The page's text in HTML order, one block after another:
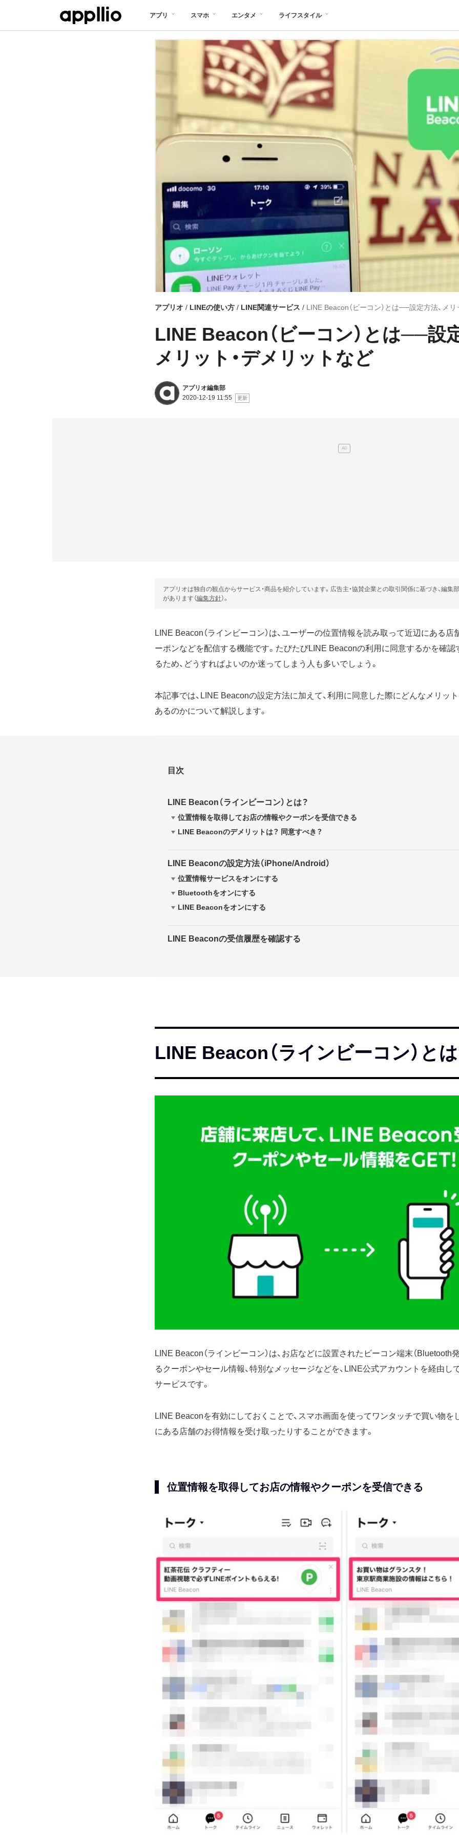
アプリ スマホ エンタメ ライフスタイル
アプリオ LINEの使い方 LINE関連サービス LINE Beacon（ビーコン）とは──設定方法、メ
LINE Beacon（ビーコン）とは──設
メリット・デメリットなど
アプリオ編集部
2020-12-19 11:55
アプリオは独自の観点からサービス・商品を紹介しています。広告主・協賛企業との取引関係に基づき、編集
があります（編集方針）。
LINE Beacon（ラインビーコン）は、ユーザーの位置情報を読み取って近辺にある
ーポンなどを配信する機能です。たびたびLINE Beaconの利用に同意するかを確認
るため、どうすればよいのか迷ってしまう人も多いでしょう。
本記事では、LINE Beaconの設定方法に加えて、利用に同意した際にどんなメリッ
あるのかについて解説します。
目次
LINE Beacon（ラインビーコン）とは？
位置情報を取得してお店の情報やクーポンを受信できる
LINE Beaconのデメリットは？ 同意すべき？
LINE Beaconの設定方法（iPhone/Android）
位置情報サービスをオンにする
Bluetoothをオンにする
LINE Beaconをオンにする
LINE Beaconの受信履歴を確認する
LINE Beacon（ラインビーコン）と
LINE Beacon（ラインビーコン）は、お店などに設置されたビーコン端末（Bluetooth
るクーポンやセール情報、特別なメッセージなどを、LINE公式アカウントを経由し
サービスです。
LINE Beaconを有効にしておくことで、スマホ画面を使ってワンタッチで買い物を
にある店舗のお得情報を受け取ったりすることができます。
位置情報を取得してお店の情報やクーポンを受信できる